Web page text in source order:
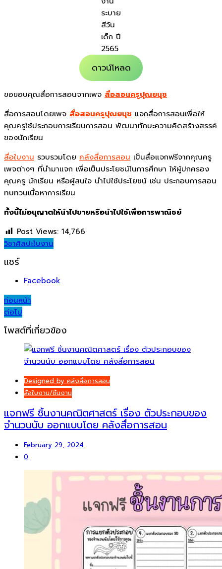
ระบาย
สีวัน
เด็ก ปี
2565
ดาวน์โหลด
ขอขอบคุณสื่อการสอนจากเพจ สื่อสอนครูปุณยนุช
สื่อการสอนโดยเพจ สื่อสอนครูปุณยนุช แจกสื่อการสอนเพื่อให้
คุณครูใช้ประกอบการเรียนการสอน พัฒนาทักษะความคิดสร้างสรรค์
ของนักเรียน
สื่อใบงาน รวบรวมโดย คลังสื่อการสอน เป็นสื่อแจกฟรีจากคุณครู
เพจต่างๆ ที่นำมาแจก เพื่อเป็นประโยชน์ในการศึกษา ให้ผู้ปกครอง
คุณครู นักเรียน หรือผู้สนใจ นำไปใช้ประโยชน์ เช่น ประกอบการสอน
ทบทวนเนื้อหาการเรียน
ทั้งนี้ไม่อนุญาตให้นำไปขายหรือนำไปใช้เพื่อการพาณิชย์
Post Views: 14,766
วิชาศิลปะใบงาน
แชร์
Facebook
Post
navigation
ก่อนหน้า
ต่อไป
โพสต์ที่เกี่ยวข้อง
Designed by คลังสื่อการสอน
สื่อใบงาน/ชิ้นงาน
แจกฟรี ชิ้นงานคณิตศาสตร์ เรื่อง ตัวประกอบของ
จำนวนนับ ออกแบบโดย คลังสื่อการสอน
February 29, 2024
0